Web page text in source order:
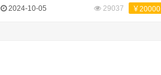
源分配,货物递送,通过互联网提供旅行信息
2024-10-05 29037 ￥20000